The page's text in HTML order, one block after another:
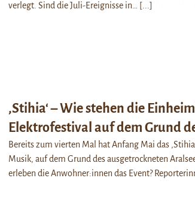
verlegt. Sind die Juli-Ereignisse in…
[...]
‚Stihia‘ – Wie stehen die
Elektrofestival auf dem Grund
Bereits zum vierten Mal hat Anfang Mai das
Musik, auf dem Grund des ausgetrockneten
erleben die Anwohner:innen das Event?